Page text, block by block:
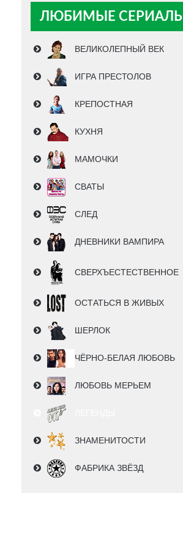
ЛЮБИМЫЕ СЕРИАЛЫ
ВЕЛИКОЛЕПНЫЙ ВЕК
ИГРА ПРЕСТОЛОВ
КРЕПОСТНАЯ
КУХНЯ
МАМОЧКИ
СВАТЫ
СЛЕД
ДНЕВНИКИ ВАМПИРА
СВЕРХЪЕСТЕСТВЕННОЕ
ОСТАТЬСЯ В ЖИВЫХ
ШЕРЛОК
ЧЁРНО-БЕЛАЯ ЛЮБОВЬ
ЛЮБОВЬ МЕРЬЕМ
ЗНАМЕНИТОСТИ
ФАБРИКА ЗВЁЗД